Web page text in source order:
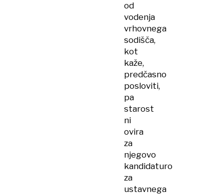
od
vodenja
vrhovnega
sodišča,
kot
kaže,
predčasno
posloviti,
pa
starost
ni
ovira
za
njegovo
kandidaturo
za
ustavnega